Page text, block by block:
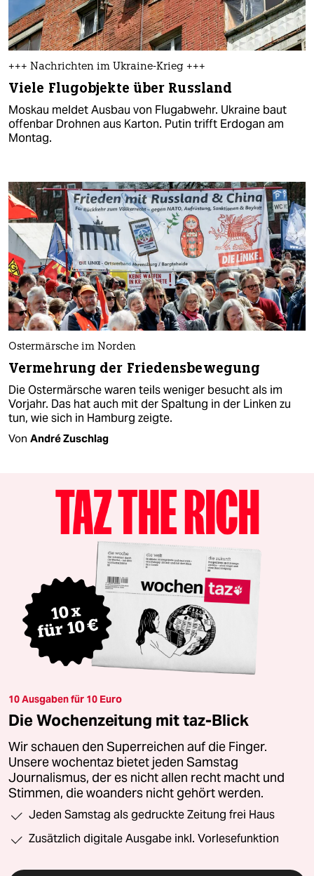
+++ Nachrichten im Ukraine-Krieg +++
Viele Flugobjekte über Russland
Moskau meldet Ausbau von Flugabwehr. Ukraine baut
offenbar Drohnen aus Karton. Putin trifft Erdogan am
Montag.
Ostermärsche im Norden
Vermehrung der Friedensbewegung
Die Ostermärsche waren teils weniger besucht als im
Vorjahr. Das hat auch mit der Spaltung in der Linken zu
tun, wie sich in Hamburg zeigte.
Von André Zuschlag
10 Ausgaben für 10 Euro
Die Wochenzeitung mit taz-Blick
Wir schauen den Superreichen auf die Finger.
Unsere wochentaz bietet jeden Samstag
Journalismus, der es nicht allen recht macht und
Stimmen, die woanders nicht gehört werden.
Jeden Samstag als gedruckte Zeitung frei Haus
Zusätzlich digitale Ausgabe inkl. Vorlesefunktion